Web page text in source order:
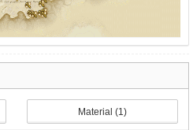
Material (1)